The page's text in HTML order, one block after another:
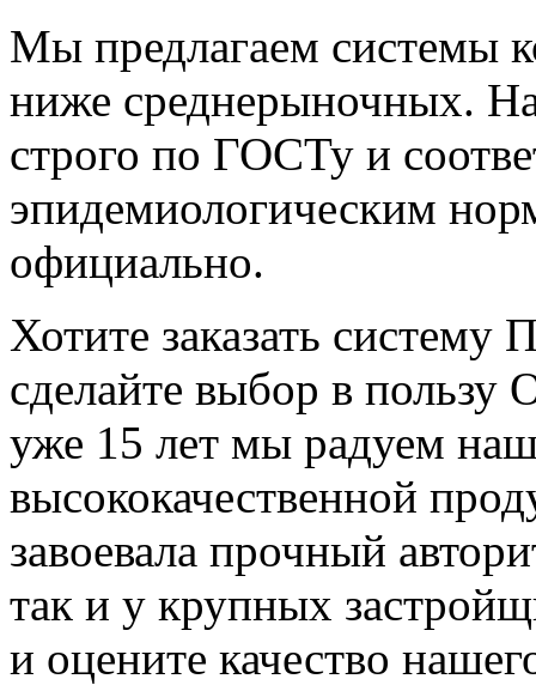
Мы предлагаем системы
ниже среднерыночных.
строго по ГОСТу и
эпидемиологическим
официально.
Хотите заказать систему
сделайте выбор в
уже 15 лет мы радуем
высококачественной
завоевала прочный
так и у крупных
и оцените качество